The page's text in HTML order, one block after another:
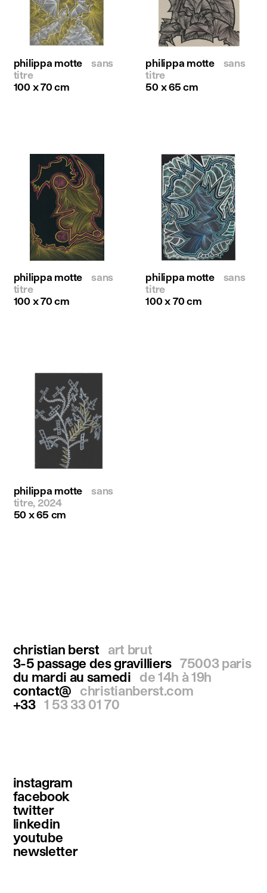
philippa motte
sans
titre
100 x 70 cm
philippa motte
sans
titre
50 x 65 cm
philippa motte
sans
titre
100 x 70 cm
philippa motte
sans
titre
100 x 70 cm
philippa motte
sans
titre, 2024
50 x 65 cm
christian berst
art brut
3-5 passage des gravilliers 75003 paris
du mardi au samedi
de 14h à 19h
contact@
christianberst.com
+33 1 53 33 01 70
instagram
facebook
twitter
linkedin
youtube
newsletter